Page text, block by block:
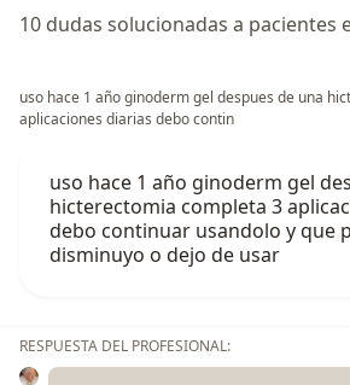
10 dudas solucionadas a pacientes
uso hace 1 año ginoderm gel despues de una
aplicaciones diarias debo contin
uso hace 1 año ginoderm gel
hicterectomia completa 3
debo continuar usandolo y que
disminuyo o dejo de usar
RESPUESTA DEL PROFESIONAL: